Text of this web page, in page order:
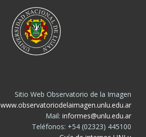
Sitio Web Observatorio de la Imagen
www.observatoriodelaimagen.unlu.edu.ar
Mail: informes@unlu.edu.ar
Teléfonos: +54 (02323) 445100